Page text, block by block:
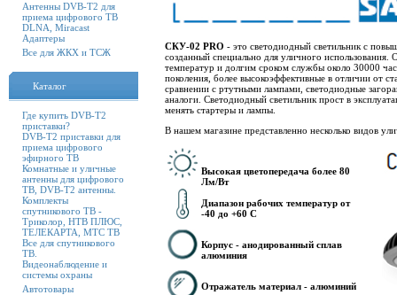
Антенны DVB-T2 для
приема цифрового ТВ
DLNA, Miracast
Адаптеры
Все для ЖКХ и ТСЖ
Каталог
Где купить DVB-T2
приставки?
DVB-T2 приставки для
приема цифрового
эфирного ТВ
Комнатные и уличные
антенны для цифрового
ТВ, DVB-T2 антенны.
Комплекты
спутникового ТВ -
Триколор, НТВ ПЛЮС,
ТЕЛЕКАРТА, МТС ТВ
Все для спутникового
ТВ.
Видеонаблюдение и
системы охраны
Автотовары
СКУ-02 PRO - это светодиодный светильник с
созданный специально для уличного
температур и долгим сроком службы около 30000
поколения, более высокоэффективные в отличии от
сравнении с ртутными лампами, светодиодные
аналоги. Светодиодный светильник прост в
менять стартеры и лампы.
В нашем магазине представленно несколько видов
Высокая цветопередача более 80
Лм/Вт
Диапазон рабочих температур от
-40 до +60 C
Корпус - анодированный сплав
алюминия
Отражатель материал - алюминий